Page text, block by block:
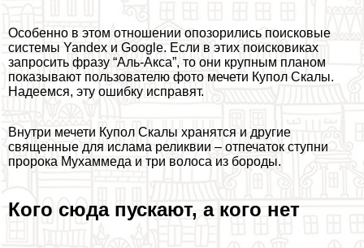
Особенно в этом отношении опозорились поисковые
системы Yandex и Google. Если в этих поисковиках
запросить фразу “Аль-Акса”, то они крупным планом
показывают пользователю фото мечети Купол Скалы.
Надеемся, эту ошибку исправят.
Внутри мечети Купол Скалы хранятся и другие
священные для ислама реликвии – отпечаток ступни
пророка Мухаммеда и три волоса из бороды.
Кого сюда пускают, а кого нет